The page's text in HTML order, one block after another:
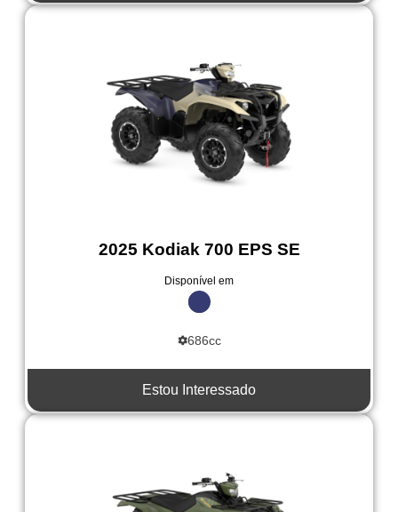
2025 Kodiak 700 EPS SE
Disponível em
686cc
Estou Interessado